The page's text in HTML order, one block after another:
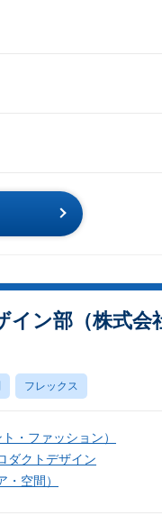
ン部（株式会
フレックス
・ファッション）
ダクトデザイン
空間）